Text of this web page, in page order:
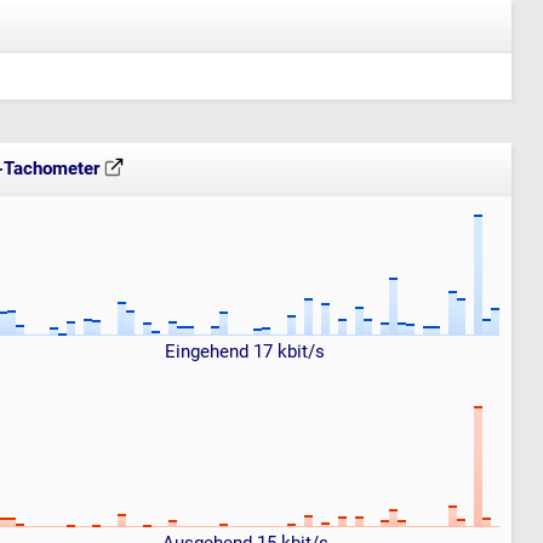
Eingehend 17 kbit/s